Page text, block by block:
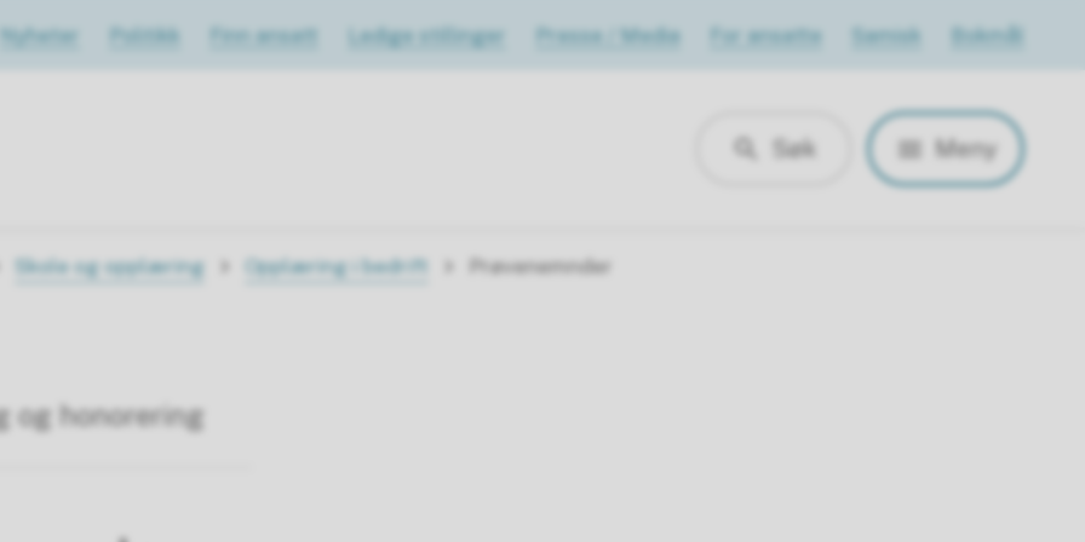
Nyheter Politikk Finn ansatt Ledige stillinger Presse / Media For ansatte Samisk Bokmål
Søk Meny
Skole og opplæring Opplæring i bedrift Prøvenemnder
og honorering